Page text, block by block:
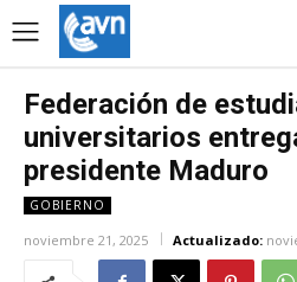
Federación de
universitarios
presidente Maduro
GOBIERNO
noviembre 21, 2025 Actualizado: